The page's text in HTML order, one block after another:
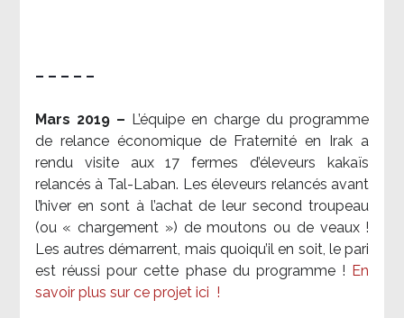
– – – – –
Mars 2019 – L’équipe en charge du programme
de relance économique de Fraternité en Irak a
rendu visite aux 17 fermes d’éleveurs kakaïs
relancés à Tal-Laban. Les éleveurs relancés avant
l’hiver en sont à l’achat de leur second troupeau
(ou « chargement ») de moutons ou de veaux !
Les autres démarrent, mais quoiqu’il en soit, le pari
est réussi pour cette phase du programme ! En
savoir plus sur ce projet ici !